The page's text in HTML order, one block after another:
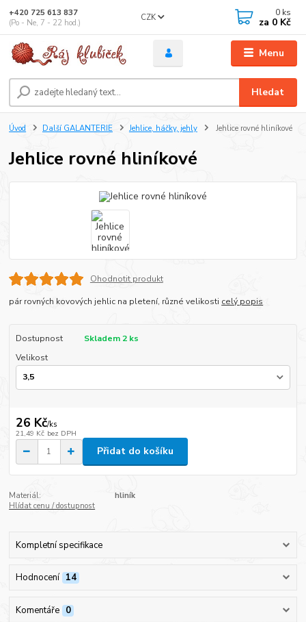
Menu
CZK
Hledat
+420 725 613 837
(Po - Ne, 7 - 22 hod.)
0 ks
za 0 Kč
Úvod Další GALANTERIE Jehlice, háčky, jehly Jehlice rovné hliníkové
Jehlice rovné hliníkové
Ohodnotit produkt
pár rovných kovových jehlic na pletení, různé velikosti celý popis
Dostupnost
Skladem 2 ks
Velikost
26 Kč/ks
21,49 Kč bez DPH
Přidat do košíku
Materiál:
hliník
Hlídat cenu / dostupnost
Kompletní specifikace
Hodnocení 14
Komentáře 0